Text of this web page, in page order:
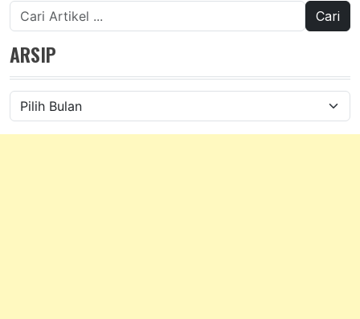
Cari
untuk:
ARSIP
Arsip